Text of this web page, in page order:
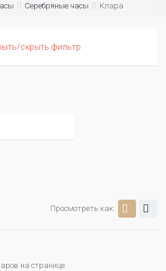
Серебряные часы Клара
скрыть фильтр
Просмотреть как:
на странице